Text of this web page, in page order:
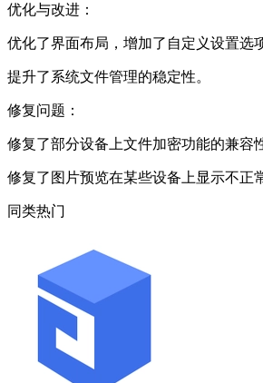
优化与改进：
优化了界面布局，增加了自定义设置选
提升了系统文件管理的稳定性。
修复问题：
修复了部分设备上文件加密功能的兼容
修复了图片预览在某些设备上显示不正
同类热门